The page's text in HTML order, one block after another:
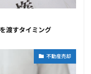
渡すタイミング
不動産売却